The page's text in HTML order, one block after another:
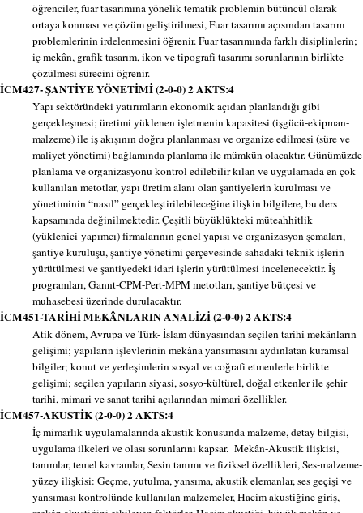
öğrenciler, fuar tasarımına yönelik tematik problemin bütüncül olarak
ortaya konması ve çözüm geliştirilmesi, Fuar tasarımı açısından tasarım
problemlerinin irdelenmesini öğrenir. Fuar tasarımında farklı disiplinlerin;
iç mekân, grafik tasarım, ikon ve tipografi tasarımı sorunlarının birlikte
çözülmesi sürecini öğrenir.
İCM427- ŞANTİYE YÖNETİMİ (2-0-0) 2 AKTS:4
Yapı sektöründeki yatırımların ekonomik açıdan planlandığı gibi
gerçekleşmesi; üretimi yüklenen işletmenin kapasitesi (işgücü-ekipman-
malzeme) ile iş akışının doğru planlanması ve organize edilmesi (süre ve
maliyet yönetimi) bağlamında planlama ile mümkün olacaktır. Günümüzde
planlama ve organizasyonu kontrol edilebilir kılan ve uygulamada en çok
kullanılan metotlar, yapı üretim alanı olan şantiyelerin kurulması ve
yönetiminin “nasıl” gerçekleştirilebileceğine ilişkin bilgilere, bu ders
kapsamında değinilmektedir. Çeşitli büyüklükteki müteahhitlik
(yüklenici-yapımcı) firmalarının genel yapısı ve organizasyon şemaları,
şantiye kuruluşu, şantiye yönetimi çerçevesinde sahadaki teknik işlerin
yürütülmesi ve şantiyedeki idari işlerin yürütülmesi incelenecektir. İş
programları, Gannt-CPM-Pert-MPM metotları, şantiye bütçesi ve
muhasebesi üzerinde durulacaktır.
İCM451-TARİHİ MEKÂNLARIN ANALİZİ (2-0-0) 2 AKTS:4
Atik dönem, Avrupa ve Türk- İslam dünyasından seçilen tarihi mekânların
gelişimi; yapıların işlevlerinin mekâna yansımasını aydınlatan kuramsal
bilgiler; konut ve yerleşimlerin sosyal ve coğrafi etmenlerle birlikte
gelişimi; seçilen yapıların siyasi, sosyo-kültürel, doğal etkenler ile şehir
tarihi, mimari ve sanat tarihi açılarından mimari özellikler.
İCM457-AKUSTİK (2-0-0) 2 AKTS:4
İç mimarlık uygulamalarında akustik konusunda malzeme, detay bilgisi,
uygulama ilkeleri ve olası sorunlarını kapsar. Mekân-Akustik ilişkisi,
tanımlar, temel kavramlar, Sesin tanımı ve fiziksel özellikleri, Ses-malzeme-
yüzey ilişkisi: Geçme, yutulma, yansıma, akustik elemanlar, ses geçişi ve
yansıması kontrolünde kullanılan malzemeler, Hacim akustiğine giriş,